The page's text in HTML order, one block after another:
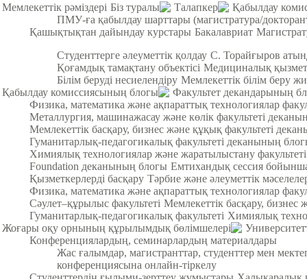
Мемлекеттік рәміздері Біз туралы Талапкер
Қабылдау
ПМУ-ға қабылдау шарттары (магистратура/
Қашықтықтан дайындау курстары Бакалавриат
Студенттерге әлеуметтік қолдау С. Торайғыров
Қоғамдық тамақтану объектісі Медициналық
Білім беруді несиелендіру Мемлекеттік білім беру
Қабылдау комиссиясының блогы
Факультет декандарының
Физика, математика және ақпараттық технологиялар
Металлургия, машинажасау және көлік факультеті
Мемлекеттік басқару, бизнес және құқық факультеті
Гуманитарлық-педагогикалық факультеті деканының
Химиялық технологиялар және жаратылыстану
Foundation деканының блогы Емтихандық сессия
Қызметкерлерді басқару Тәрбие және әлеуметтік
Физика, математика және ақпараттық технологиялар
Cәулет–құрылыс факультеті Мемлекеттік басқару, бизнес
Гуманитарлық-педагогикалық факультеті Химиялық
Жоғары оқу орнының құрылымдық бөлімшелері
Конференциялардың, семинарлардың материалдары
Жас ғалымдар, магистранттар, студенттер мен
конференциясына онлайн-тіркелу